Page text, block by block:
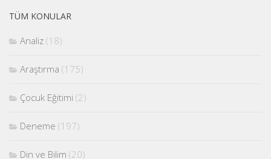
TÜM KONULAR
Analiz (18)
Araştırma (175)
Çocuk Eğitimi (2)
Deneme (197)
Din ve Bilim (20)